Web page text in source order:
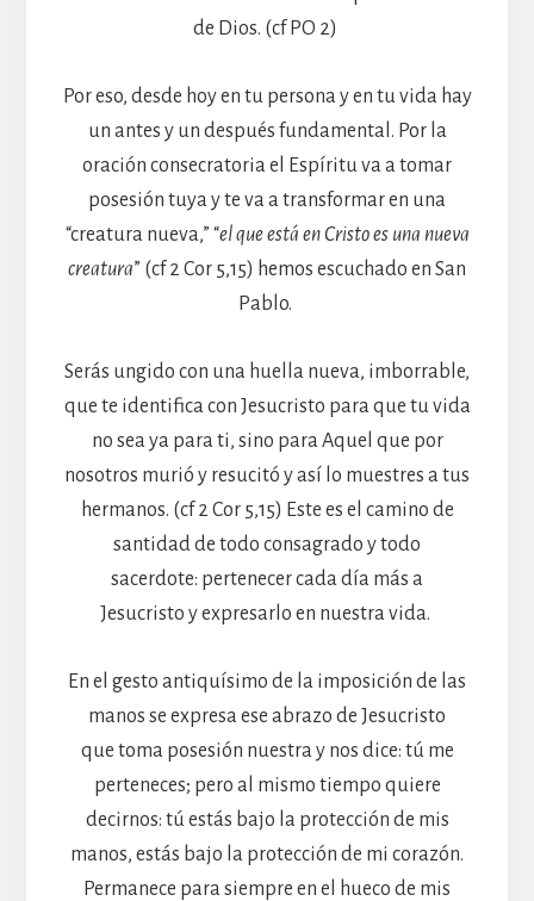
de Dios. (cf PO 2)
Por eso, desde hoy en tu persona y en tu vida hay
un antes y un después fundamental. Por la
oración consecratoria el Espíritu va a tomar
posesión tuya y te va a transformar en una
“creatura nueva,” “el que está en Cristo es una nueva
creatura” (cf 2 Cor 5,15) hemos escuchado en San
Pablo.
Serás ungido con una huella nueva, imborrable,
que te identifica con Jesucristo para que tu vida
no sea ya para ti, sino para Aquel que por
nosotros murió y resucitó y así lo muestres a tus
hermanos. (cf 2 Cor 5,15) Este es el camino de
santidad de todo consagrado y todo
sacerdote: pertenecer cada día más a
Jesucristo y expresarlo en nuestra vida.
En el gesto antiquísimo de la imposición de las
manos se expresa ese abrazo de Jesucristo
que toma posesión nuestra y nos dice: tú me
perteneces; pero al mismo tiempo quiere
decirnos: tú estás bajo la protección de mis
manos, estás bajo la protección de mi corazón.
Permanece para siempre en el hueco de mis